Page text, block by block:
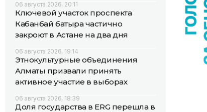
06 августа 2026, 20:11
Ключевой участок проспекта
Кабанбай батыра частично
закроют в Астане на два дня
06 августа 2026, 19:14
Этнокультурные объединения
Алматы призвали принять
активное участие в выборах
06 августа 2026, 18:39
Доля государства в ERG перешла в